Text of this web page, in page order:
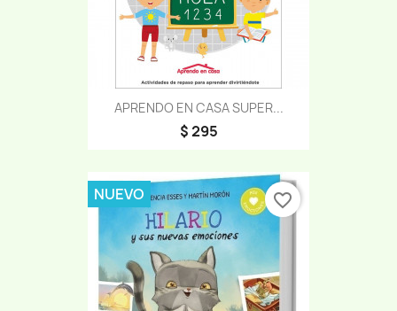
APRENDO EN CASA SUPER...
$ 295
NUEVO favorite_border